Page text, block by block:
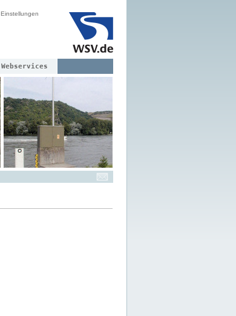
Einstellungen
Webservices